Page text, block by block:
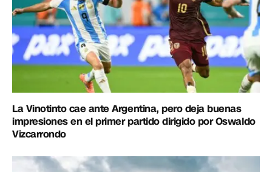
La Vinotinto cae ante Argentina, pero deja buenas
impresiones en el primer partido dirigido por Oswaldo
Vizcarrondo